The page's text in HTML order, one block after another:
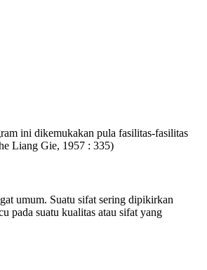
ini dikemukakan pula fasilitas-fasilitas
Liang Gie, 1957 : 335)
umum. Suatu sifat sering dipikirkan
pada suatu kualitas atau sifat yang